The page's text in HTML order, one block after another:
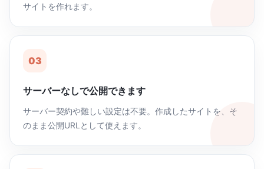
サイトを作れます。
03
サーバーなしで公開できます
サーバー契約や難しい設定は不要。作成したサイトを、そ
のまま公開URLとして使えます。